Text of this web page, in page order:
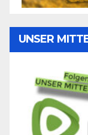
UNSER